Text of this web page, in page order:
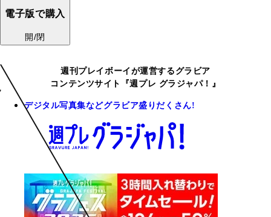
電子版で購入
開/閉
週刊プレイボーイが運営するグラビア
コンテンツサイト『週プレ グラジャパ！』
デジタル写真集などグラビア盛りだくさん!